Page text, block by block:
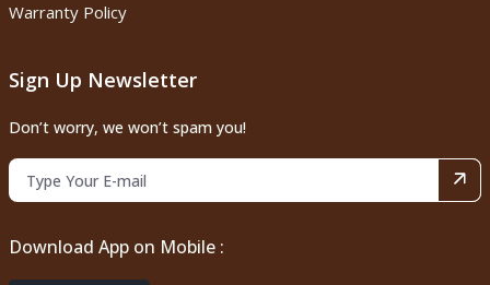
Warranty Policy
Sign Up Newsletter
Don’t worry, we won’t spam you!
Download App on Mobile :